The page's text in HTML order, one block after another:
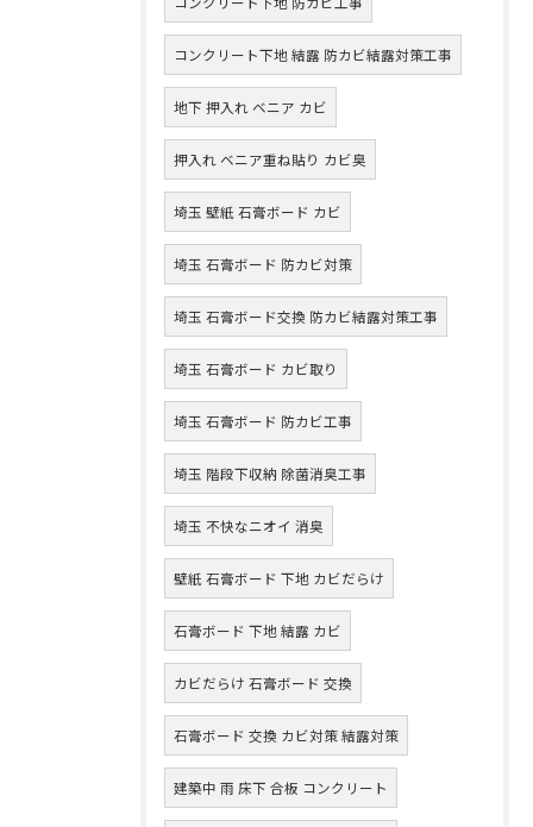
コンクリート下地 結露 防カビ結露対策工事
地下 押入れ ベニア カビ
押入れ ベニア重ね貼り カビ臭
埼玉 壁紙 石膏ボード カビ
埼玉 石膏ボード 防カビ対策
埼玉 石膏ボード交換 防カビ結露対策工事
埼玉 石膏ボード カビ取り
埼玉 石膏ボード 防カビ工事
埼玉 階段下収納 除菌消臭工事
埼玉 不快なニオイ 消臭
壁紙 石膏ボード 下地 カビだらけ
石膏ボード 下地 結露 カビ
カビだらけ 石膏ボード 交換
石膏ボード 交換 カビ対策 結露対策
建築中 雨 床下 合板 コンクリート